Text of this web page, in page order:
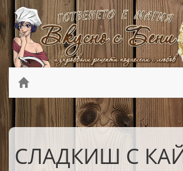
СЛАДКИШ С